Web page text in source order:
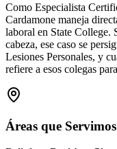
Como Especialista
Cardamone maneja
laboral en State College.
cabeza, ese caso se
Lesiones Personales, y
refiere a esos colegas
Áreas que